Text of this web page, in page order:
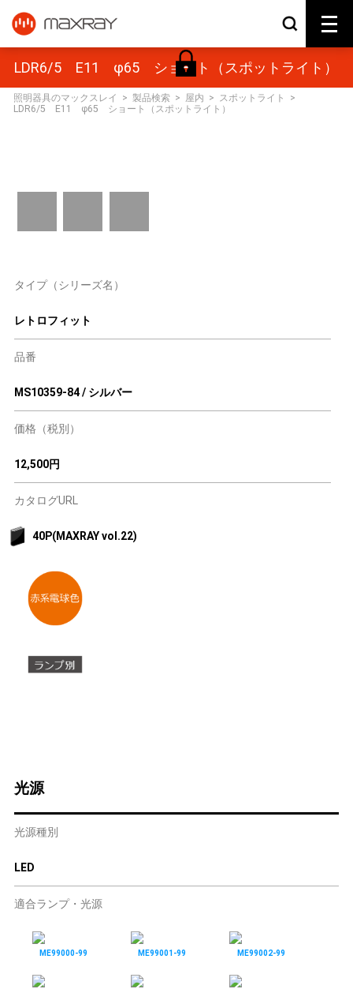
LDR6/5 E11 φ65 ショート（スポットライト）
照明器具のマックスレイ > 製品検索 > 屋内 > スポットライト
>
LDR6/5 E11 φ65 ショート（スポットライト）
タイプ（シリーズ名）
レトロフィット
品番
MS10359-84 / シルバー
価格（税別）
12,500円
カタログURL
40P(MAXRAY vol.22)
光源
光源種別
LED
適合ランプ・光源
ME99000-99 ME99001-99 ME99002-99